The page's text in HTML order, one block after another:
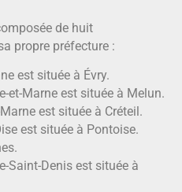
de huit
propre préfecture :
est située à Évry.
et-Marne est située à Melun.
est située à Créteil.
est située à Pontoise.
Saint-Denis est située à